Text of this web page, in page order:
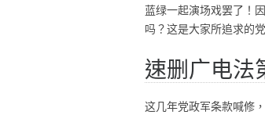
蓝绿一起演场戏罢了！
吗？这是大家所追求的
速删广电法
这几年党政军条款喊修